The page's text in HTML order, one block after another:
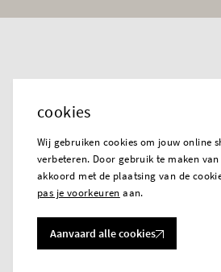
cookies
Wij gebruiken cookies om jouw online
verbeteren. Door gebruik te maken
akkoord met de plaatsing van de
pas je voorkeuren aan.
Aanvaard alle cookies